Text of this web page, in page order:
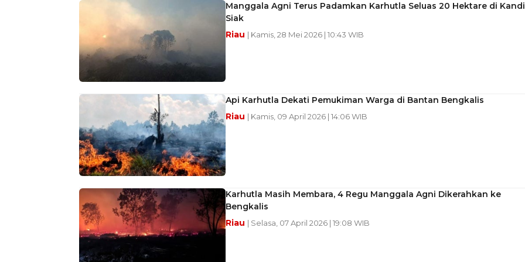
Manggala Agni Terus Padamkan Karhutla Seluas 20 Hektare di
Siak
Riau | Kamis, 28 Mei 2026 | 10:43 WIB
Api Karhutla Dekati Pemukiman Warga di Bantan Bengkalis
Riau | Kamis, 09 April 2026 | 14:06 WIB
Karhutla Masih Membara, 4 Regu Manggala Agni Dikerahkan ke
Bengkalis
Riau | Selasa, 07 April 2026 | 19:08 WIB